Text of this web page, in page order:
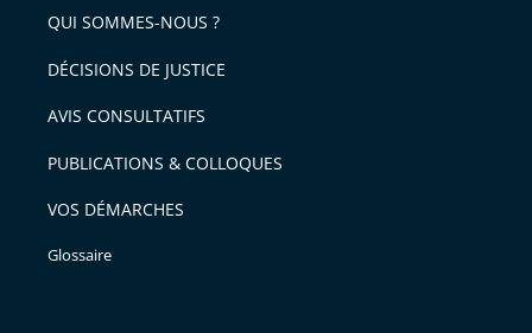
l'article
pour
avant
QUI SOMMES-NOUS ?
DÉCISIONS DE JUSTICE
AVIS CONSULTATIFS
PUBLICATIONS & COLLOQUES
VOS DÉMARCHES
Glossaire